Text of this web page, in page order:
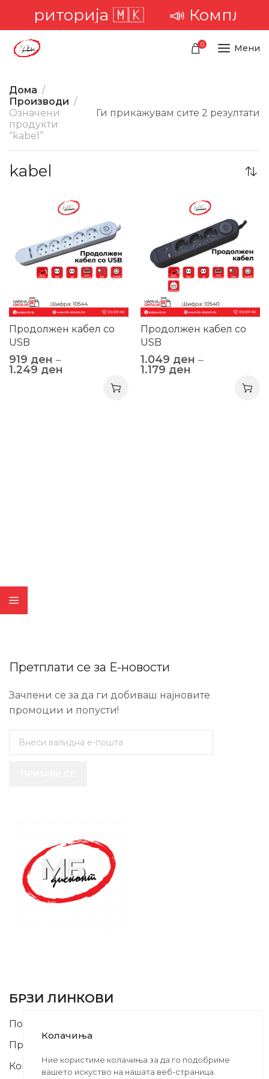
територија 🇲🇰 📣
0 Мени
Дома
Производи
Означени
продукти
“kabel”
Ги прикажувам сите 2 резултати
kabel
Продолжен кабел со
USB
919 ден –
1.249 ден
Продолжен кабел со
USB
1.049 ден –
1.179 ден
Претплати се за Е-новости
Зачлени се за да ги добиваш најновите
промоции и попусти!
БРЗИ ЛИНКОВИ
Почетна
Производи
Контакт
Колачиња
Ние користиме колачиња за да го подобриме
вашето искуство на нашата веб-страница.